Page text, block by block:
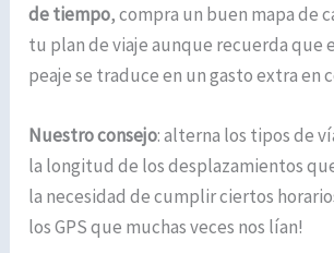
de tiempo, compra un buen mapa de
tu plan de viaje aunque recuerda que
peaje se traduce en un gasto extra en
Nuestro consejo: alterna los tipos de
la longitud de los desplazamientos
la necesidad de cumplir ciertos
los GPS que muchas veces nos lían!